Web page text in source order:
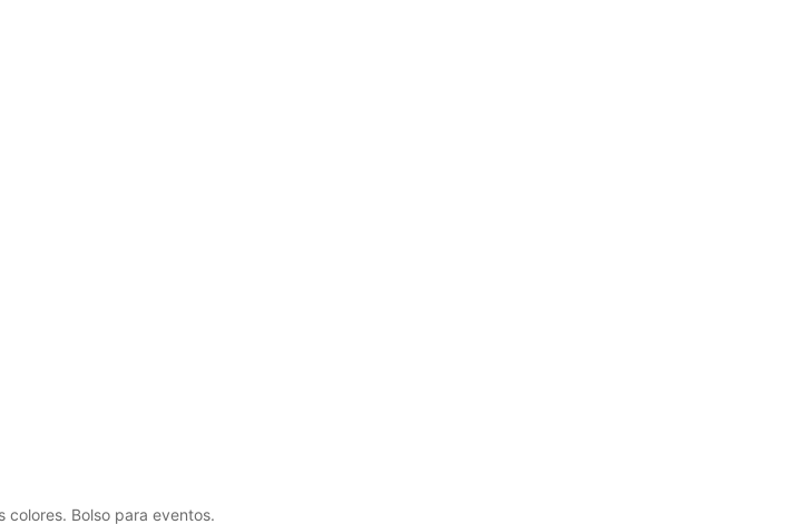
Bolso para eventos.